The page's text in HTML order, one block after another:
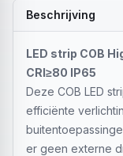
Beschrijving
LED strip COB
CRI≥80 IP65
Deze COB LED
efficiënte
er geen externe